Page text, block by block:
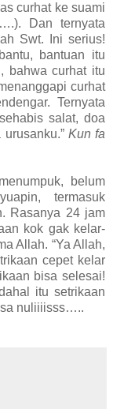
curhat ke suami
Dan ternyata
Swt. Ini serius!
bantuan itu
bahwa curhat itu
curhat
Ternyata
salat, doa
Kun fa
belum
termasuk
Rasanya 24 jam
kok gak kelar-
Allah. “Ya Allah,
cepet kelar
bisa selesai!
itu setrikaan
nuliiiisss…..